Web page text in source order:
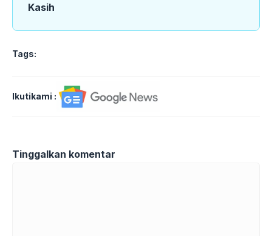
Kasih
Tags:
Ikutikami :
Tinggalkan komentar